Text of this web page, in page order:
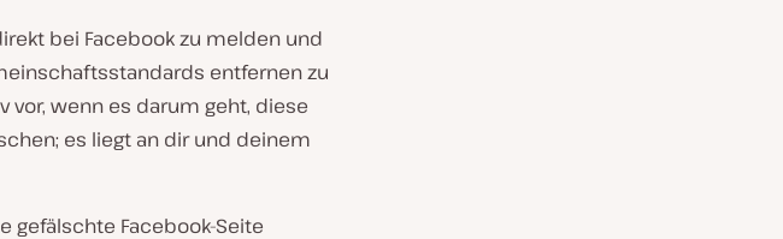
bei Facebook zu melden und
entfernen zu
vor, wenn es darum geht, diese
es liegt an dir und deinem
gefälschte Facebook-Seite